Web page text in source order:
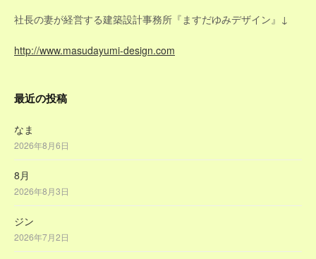
ン
社長の妻が経営する建築設計事務所『ますだゆみデザイン』↓
http://www.masudayumi-design.com
最近の投稿
なま
2026年8月6日
8月
2026年8月3日
ジン
2026年7月2日